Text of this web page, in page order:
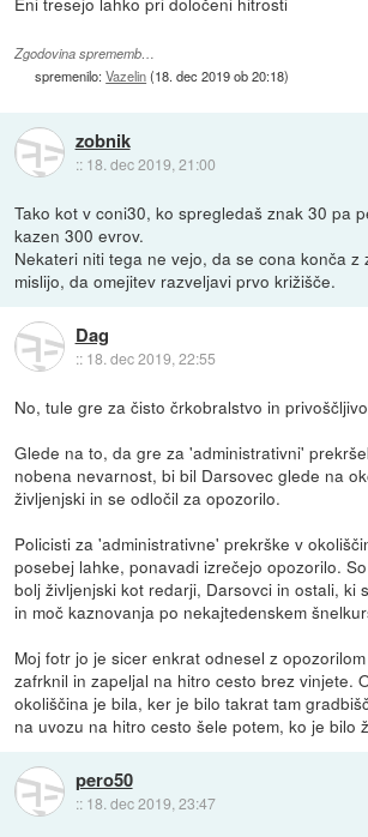
Zgodovina sprememb…
spremenilo:Vazelin(18. dec 2019 ob 20:18)
zobnik
:: 18. dec 2019, 21:00
Tako kot v coni30, ko spregledaš znak 30 pa
kazen 300 evrov.
Nekateri niti tega ne vejo, da se cona konča z
mislijo, da omejitev razveljavi prvo križišče.
Dag
:: 18. dec 2019, 22:55
No, tule gre za čisto črkobralstvo in
Glede na to, da gre za 'administrativni'
nobena nevarnost, bi bil Darsovec glede na
življenjski in se odločil za opozorilo.
Policisti za 'administrativne' prekrške v
posebej lahke, ponavadi izrečejo opozorilo.
bolj življenjski kot redarji, Darsovci in ostali, ki
in moč kaznovanja po nekajtedenskem
Moj fotr jo je sicer enkrat odnesel z
zafrknil in zapeljal na hitro cesto brez vinjete.
okoliščina je bila, ker je bilo takrat tam
na uvozu na hitro cesto šele potem, ko je bilo
pero50
:: 18. dec 2019, 23:47